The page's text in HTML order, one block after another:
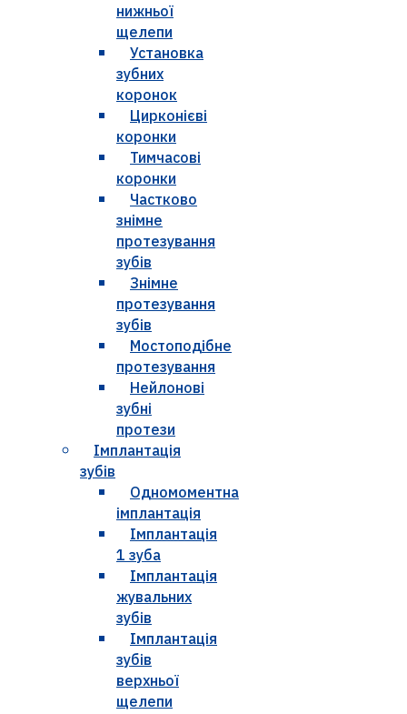
нижньої
щелепи
Установка
зубних
коронок
Цирконієві
коронки
Тимчасові
коронки
Частково
знімне
протезування
зубів
Знімне
протезування
зубів
Мостоподібне
протезування
Нейлонові
зубні
протези
Імплантація
зубів
Одномоментна
імплантація
Імплантація
1 зуба
Імплантація
жувальних
зубів
Імплантація
зубів
верхньої
щелепи